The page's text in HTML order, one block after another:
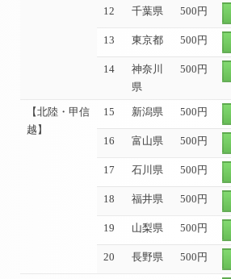
12 千葉県 500円
13 東京都 500円
14
神奈川
県
500円
【北陸・甲信
越】
15 新潟県 500円
16 富山県 500円
17 石川県 500円
18 福井県 500円
19 山梨県 500円
20 長野県 500円